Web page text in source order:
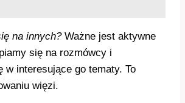
na innych?Ważne jest aktywne
się na rozmówcy i
w interesujące go tematy. To
więzi.